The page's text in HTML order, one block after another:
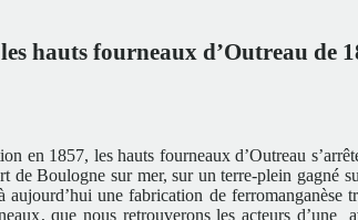
les hauts fourneaux d’Outreau de
en 1857, les hauts fourneaux d’Outreau
de Boulogne sur mer, sur un terre-plein gagné
aujourd’hui une fabrication de ferromanganèse
que nous retrouverons les acteurs d’une